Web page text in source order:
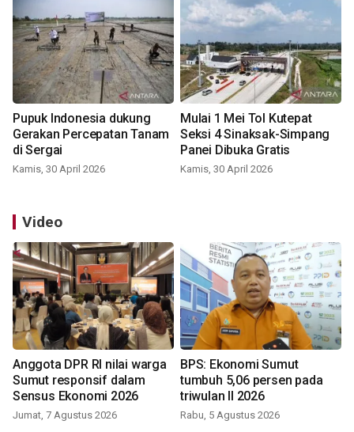
Pupuk Indonesia dukung
Gerakan Percepatan Tanam
di Sergai
Kamis, 30 April 2026
Mulai 1 Mei Tol Kutepat
Seksi 4 Sinaksak-Simpang
Panei Dibuka Gratis
Kamis, 30 April 2026
Video
Anggota DPR RI nilai warga
Sumut responsif dalam
Sensus Ekonomi 2026
Jumat, 7 Agustus 2026
BPS: Ekonomi Sumut
tumbuh 5,06 persen pada
triwulan II 2026
Rabu, 5 Agustus 2026